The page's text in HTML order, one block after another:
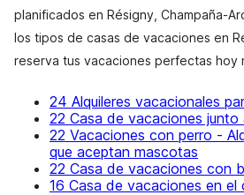
planificados en Résigny, Champaña-
los tipos de casas de vacaciones en
reserva tus vacaciones perfectas hoy
24 Alquileres vacacionales
22 Casa de vacaciones junto
22 Vacaciones con perro -
que aceptan mascotas
22 Casa de vacaciones con
16 Casa de vacaciones en el